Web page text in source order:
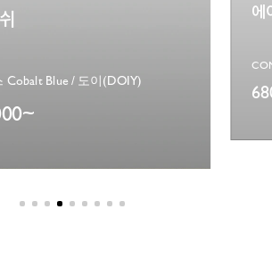
Cobalt Blue / 도이(DOIY)
에